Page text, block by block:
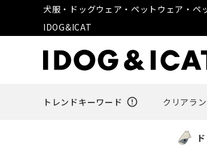
犬服・ドッグウェア・ペットウェア・
IDOG&ICAT
トレンドキーワード error_outline クリアラ